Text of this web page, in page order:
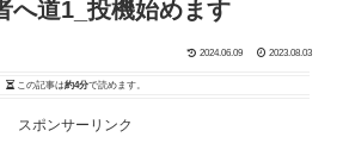
へ道1_投機始めます
2024.06.09 2023.08.03
この記事は約4分で読めます。
スポンサーリンク